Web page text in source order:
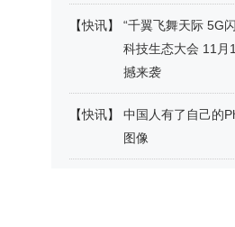
【快讯】
“千翼飞舞天际 5G
科技生态大会 11月
撼来袭
【快讯】
中国人有了自己的
图像